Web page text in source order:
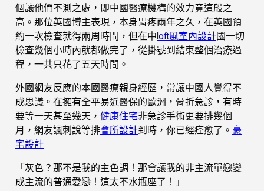
個讓他們不測之處，即中國醫療機構的效力竟這般之
高。那位英國博主表現，本身胃疼兩年之久，在英國預
約一次檢查就得兩周時間，但在中loft風室內設計國一切
檢查幾個小時內就都做完了，從掛號到結束整個治療過
程，一共只花了五天時間。
外國網友反應的本國醫療親身經歷，常讓中國人覺得不
成思議。在擁有全平易近醫保的歐洲，骨折急診，有時
要等一天甚至幾天， 健康住宅非急診手術更要排幾個
月，網友諷刺說等排會所設計到時，你已經痊愈了。 豪
宅設計
「灰色？那不是我的主色調！那會讓我的非主流單戀變
成主流的普通愛戀！這太不水瓶座了！」